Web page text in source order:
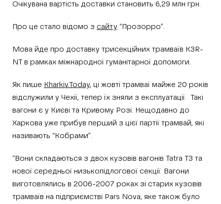
Очікувана вартість доставки становить 6,29 млн грн.
Про це стало відомо з сайту “Прозорро”.
Мова йде про доставку трисекційних трамваїв K3R-
NT в рамках міжнародної гуманітарної допомоги.
Як пише Kharkiv.Today, ці жовті трамваї майже 20 років
відслужили у Чехії, тепер їх зняли з експлуатації. Такі
вагони є у Києві та Кривому Розі. Нещодавно до
Харкова уже прибув перший з цієї партії трамвай, які
називають “Кобрами”.
“Вони складаються з двох кузовів вагонів Tatra T3 та
нової середньої низькопідлогової секції. Вагони
виготовлялись в 2006-2007 роках зі старих кузовів
трамваїв на підприємстві Pars Nova, яке також було